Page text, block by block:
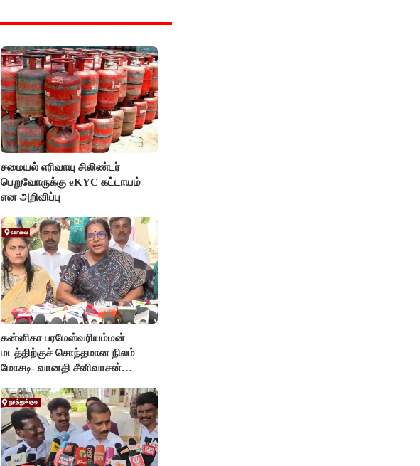
சமையல் எரிவாயு சிலிண்டர்
பெறுவோருக்கு eKYC கட்டாயம்
என அறிவிப்பு
கன்னிகா பரமேஸ்வரியம்மன்
மடத்திற்குச் சொந்தமான நிலம்
மோசடி- வானதி சீனிவாசன்